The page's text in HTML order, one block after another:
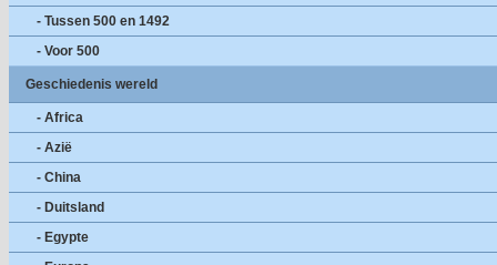
- Tussen 500 en 1492
- Voor 500
Geschiedenis wereld
- Africa
- Azië
- China
- Duitsland
- Egypte